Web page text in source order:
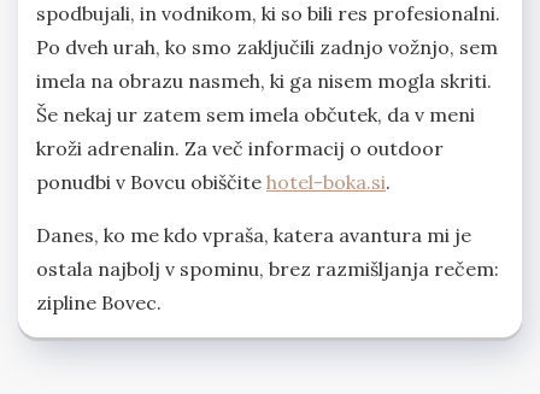
spodbujali, in vodnikom, ki so bili res profesionalni.
Po dveh urah, ko smo zaključili zadnjo vožnjo, sem
imela na obrazu nasmeh, ki ga nisem mogla skriti.
Še nekaj ur zatem sem imela občutek, da v meni
kroži adrenalin. Za več informacij o outdoor
ponudbi v Bovcu obiščite hotel-boka.si.
Danes, ko me kdo vpraša, katera avantura mi je
ostala najbolj v spominu, brez razmišljanja rečem:
zipline Bovec.